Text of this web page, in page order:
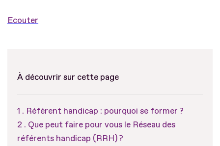
Ecouter
À découvrir sur cette page
Référent handicap : pourquoi se former ?
Que peut faire pour vous le Réseau des
référents handicap (RRH) ?